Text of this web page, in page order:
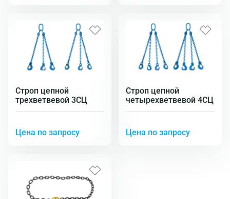
Строп цепной
трехветвевой 3СЦ
Цена по запросу
Строп цепной
четырехветвевой 4СЦ
Цена по запросу